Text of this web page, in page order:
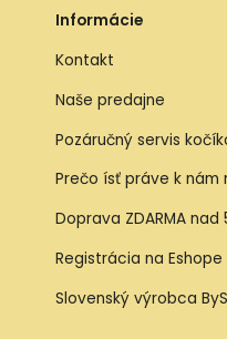
Informácie
Kontakt
Naše predajne
Pozáručný servis
Prečo ísť práve k nám
Doprava ZDARMA nad
Registrácia na
Slovenský výrobca